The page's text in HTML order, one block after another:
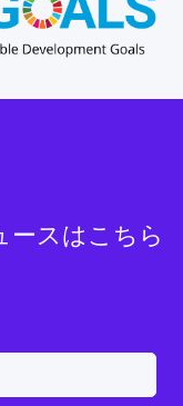
スはこちら